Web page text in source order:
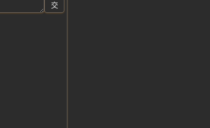
交